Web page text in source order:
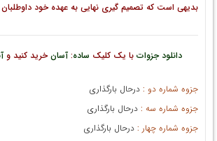
بدیهی است که تصمیم گیری نهایی به عهده خود
دانلود جزوات با یک کلیک ساده:آسانخرید کنید و
جزوه شماره دو :درحال بارگذاری
جزوه شماره سه :درحال بارگذاری
جزوه شماره چهار :درحال بارگذاری